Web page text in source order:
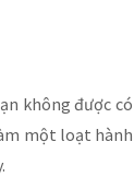
không được có
một loạt hành